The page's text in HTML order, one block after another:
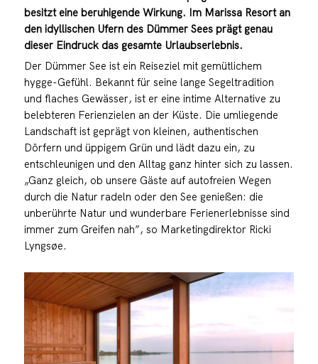
besitzt eine beruhigende Wirkung. Im Marissa Resort an
den idyllischen Ufern des Dümmer Sees prägt genau
dieser Eindruck das gesamte Urlaubserlebnis.
Der Dümmer See ist ein Reiseziel mit gemütlichem
hygge-Gefühl. Bekannt für seine lange Segeltradition
und flaches Gewässer, ist er eine intime Alternative zu
belebteren Ferienzielen an der Küste. Die umliegende
Landschaft ist geprägt von kleinen, authentischen
Dörfern und üppigem Grün und lädt dazu ein, zu
entschleunigen und den Alltag ganz hinter sich zu lassen.
„Ganz gleich, ob unsere Gäste auf autofreien Wegen
durch die Natur radeln oder den See genießen: die
unberührte Natur und wunderbare Ferienerlebnisse sind
immer zum Greifen nah”, so Marketingdirektor Ricki
Lyngsøe.